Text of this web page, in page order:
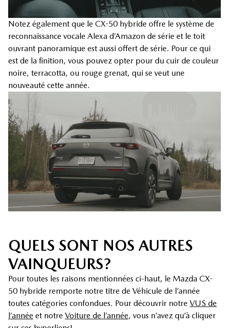
Notez également que le CX-50 hybride offre le système de
reconnaissance vocale Alexa d’Amazon de série et le toit
ouvrant panoramique est aussi offert de série. Pour ce qui
est de la finition, vous pouvez opter pour du cuir de couleur
noire, terracotta, ou rouge grenat, qui se veut une
nouveauté cette année.
QUELS SONT NOS AUTRES
VAINQUEURS?
Pour toutes les raisons mentionnées ci-haut, le Mazda CX-
50 hybride remporte notre titre de Véhicule de l’année
toutes catégories confondues. Pour découvrir notre VUS de
l’année et notre Voiture de l’année, vous n’avez qu’à cliquer